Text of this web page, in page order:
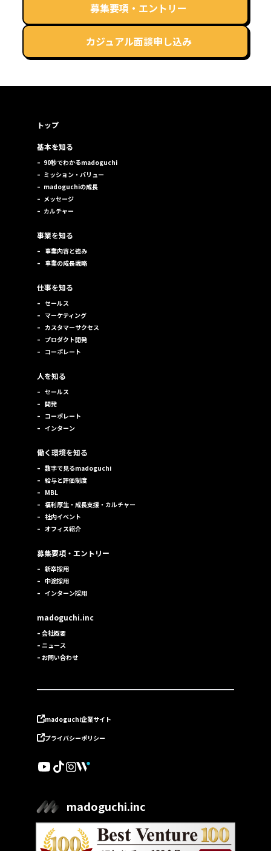
募集要項・エントリー
カジュアル面談申し込み
トップ
基本を知る
– 90秒でわかるmadoguchi
– ミッション・バリュー
– madoguchiの成長
– メッセージ
– カルチャー
事業を知る
– 事業内容と強み
– 事業の成長戦略
仕事を知る
– セールス
– マーケティング
– カスタマーサクセス
– プロダクト開発
– コーポレート
人を知る
– セールス
– 開発
– コーポレート
– インターン
働く環境を知る
– 数字で見るmadoguchi
– 給与と評価制度
– MBL
– 福利厚生・成長支援・カルチャー
– 社内イベント
– オフィス紹介
募集要項・エントリー
– 新卒採用
– 中途採用
– インターン採用
madoguchi.inc
– 会社概要
– ニュース
– お問い合わせ
madoguchi企業サイト
プライバシーポリシー
madoguchi.inc